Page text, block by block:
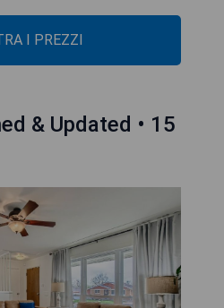
I PREZZI
& Updated • 15